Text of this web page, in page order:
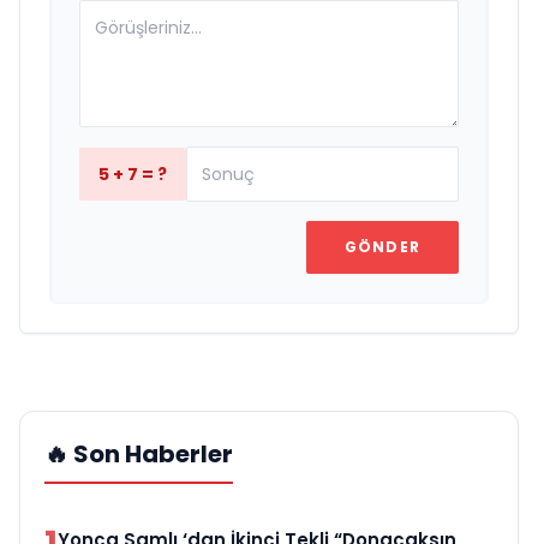
5 + 7 = ?
GÖNDER
🔥 Son Haberler